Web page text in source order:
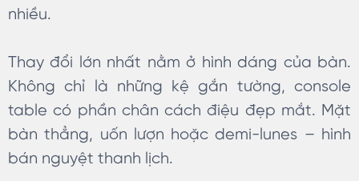
nhiều.
Thay đổi lớn nhất nằm ở hình dáng của bàn.
Không chỉ là những kệ gắn tường, console
table có phần chân cách điệu đẹp mắt. Mặt
bàn thẳng, uốn lượn hoặc demi-lunes – hình
bán nguyệt thanh lịch.